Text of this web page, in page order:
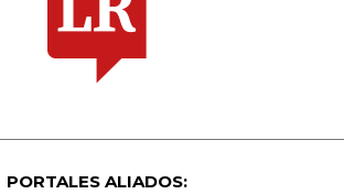
PORTALES ALIADOS: